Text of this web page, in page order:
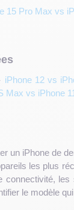
15 Pro Max vs
iPhone 12 vs
Max vs iPhone 11
un iPhone de
les plus
connectivité,
le modèle